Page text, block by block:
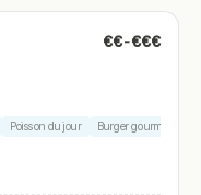
€€-€€€
Poisson du jour Burger gourmet